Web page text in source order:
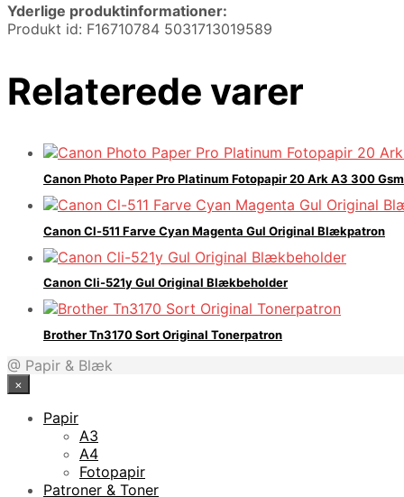
Yderlige produktinformationer:
Produkt id: F16710784 5031713019589
Relaterede varer
Canon Photo Paper Pro Platinum Fotopapir 20 Ark A3 300 Gsm
Canon Cl-511 Farve Cyan Magenta Gul Original Blækpatron
Canon Cli-521y Gul Original Blækbeholder
Brother Tn3170 Sort Original Tonerpatron
@ Papir & Blæk
×
Papir
A3
A4
Fotopapir
Patroner & Toner